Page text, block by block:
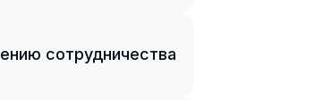
сотрудничества